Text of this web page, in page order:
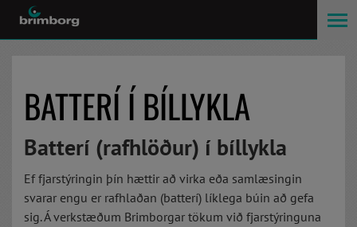
BATTERÍ Í BÍLLYKLA
Batterí (rafhlöður) í bíllykla
Ef fjarstýringin þín hættir að virka eða samlæsingin
svarar engu er rafhlaðan (batterí) líklega búin að gefa
sig. Á verkstæðum Brimborgar tökum við fjarstýringuna